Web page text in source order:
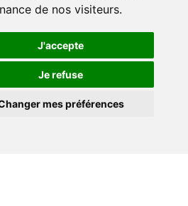
de nos visiteurs.
J'accepte
Je refuse
mes préférences
|Mettre à jour mes
légales & Politique de